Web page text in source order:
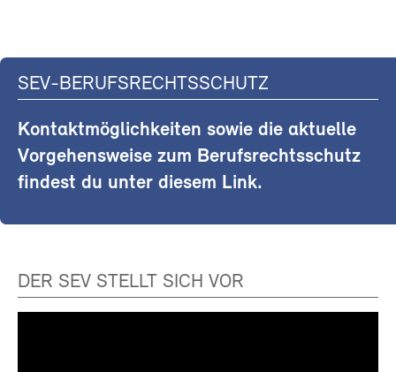
SEV-BERUFSRECHTSSCHUTZ
Kontaktmöglichkeiten sowie die aktuelle
Vorgehensweise zum Berufsrechtsschutz
findest du unter diesem Link.
DER SEV STELLT SICH VOR